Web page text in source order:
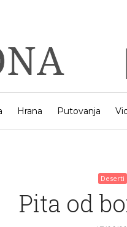
Hrana Putovanja
– the
17/06/
Deserti
Pita od